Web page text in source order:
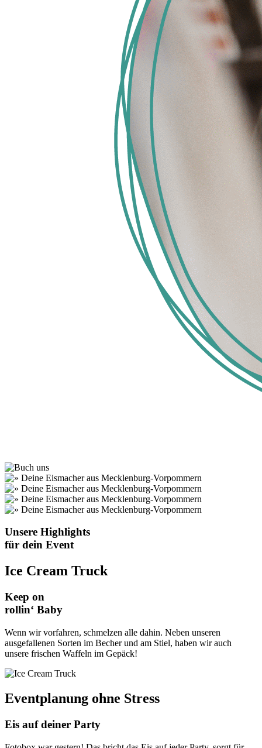
Unsere Highlights
für dein Event
Ice Cream Truck
Keep on
rollin‘ Baby
Wenn wir vorfahren, schmelzen alle dahin. Neben unseren
ausgefallenen Sorten im Becher und am Stiel, haben wir auch
unsere frischen Waffeln im Gepäck!
Eventplanung ohne Stress
Eis auf deiner Party